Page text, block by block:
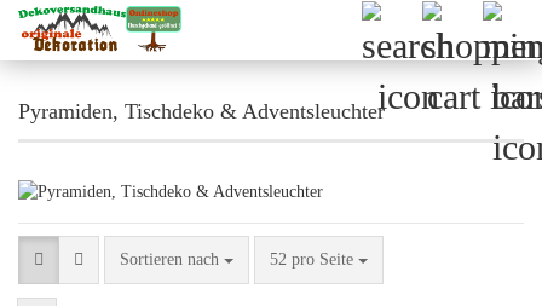
Pyramiden, Tischdeko & Adventsleuchter
Sortieren nach
Sortieren nach 52 pro Seite
pro Seite